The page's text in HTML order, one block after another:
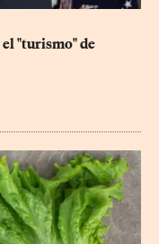
"turismo" de